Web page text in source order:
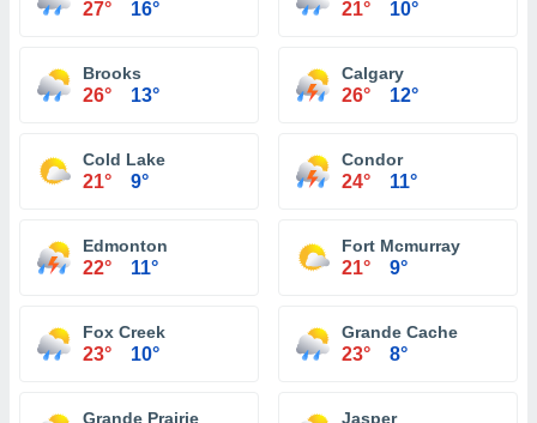
27° 16° 21° 10°
Brooks
26° 13°
Calgary
26° 12°
Cold Lake
21° 9°
Condor
24° 11°
Edmonton
22° 11°
Fort Mcmurray
21° 9°
Fox Creek
23° 10°
Grande Cache
23° 8°
Grande Prairie Jasper